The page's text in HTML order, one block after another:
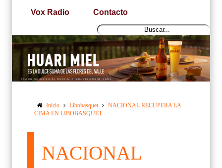
Vox Radio Contacto
Inicio Libobasquet
NACIONAL RECUPERA LA
CIMA EN LIBOBASQUET
NACIONAL